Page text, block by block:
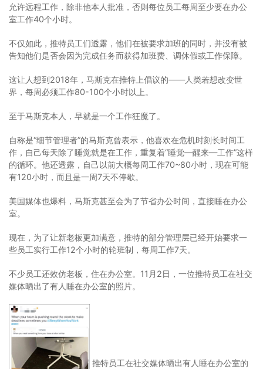
允许远程工作，除非他本人批准，否则每位员工每周至少要在办公
室工作40个小时。
不仅如此，推特员工们透露，他们在被要求加班的同时，并没有被
告知他们是否会因为完成任务而获得加班费、调休假或工作保障。
这让人想到2018年，马斯克在推特上倡议的——人类若想改变世
界，每周必须工作80-100个小时以上。
至于马斯克本人，早就是一个工作狂魔了。
自称是“细节管理者”的马斯克曾表示，他喜欢在危机时刻长时间工
作，自己每天除了睡觉就是在工作，重复着“睡觉—醒来—工作”这样
的循环。他还透露，自己以前大概每周工作70~80小时，现在可能
有120小时，而且是一周7天不停歇。
美国媒体也爆料，马斯克甚至会为了节省办公时间，直接睡在办公
室。
现在，为了让新老板更加满意，推特的部分管理层已经开始要求一
些员工实行工作12个小时的轮班制，每周工作7天。
不少员工还效仿老板，住在办公室。11月2日，一位推特员工在社交
媒体晒出了有人睡在办公室的照片。
推特员工在社交媒体晒出有人睡在办公室的